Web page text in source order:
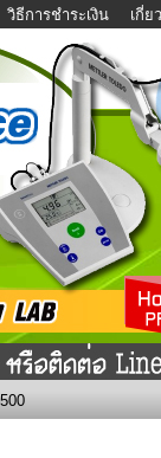
วิธีการชำระเงิน เกี่ย